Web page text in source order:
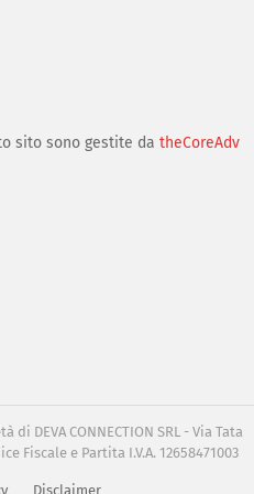
sito sono gestite da theCoreAdv
DEVA CONNECTION SRL - Via Tata
Fiscale e Partita I.V.A. 12658471003
Disclaimer